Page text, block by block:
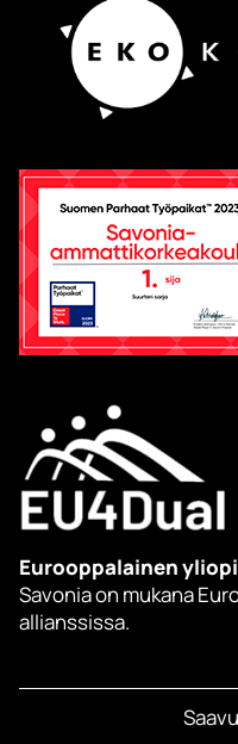
Eurooppalainen
Savonia on mukana
allianssissa.